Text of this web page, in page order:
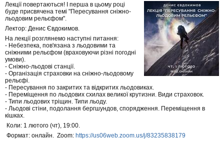
Лекції повертаються! І перша в цьому році
буде присвячена темі "Пересування сніжно-
льодовим рельєфом".
Лектор: Денис Євдокимов.
На лекції розглянемо наступні питання:
- Небезпека, пов'язана з льодовими та
сніжними рельєфом (враховуючи різні погодні
умови).
- Сніжно-льодові станції.
- Організація страховки на сніжно-льодовому
рельєфі.
- Пересування по закритих та відкритих льодовиках.
- Переміщення по льодових схилах великої крутизни. Види страховок.
- Типи льодових тріщин. Типи льоду.
- Льодові стіни, подолання бергшундов, спорядження. Переміщення в
кішках.
Коли: 1 лютого (чт), 19:00.
Формат: онлайн. Zoom: https://us06web.zoom.us/j/83235838179